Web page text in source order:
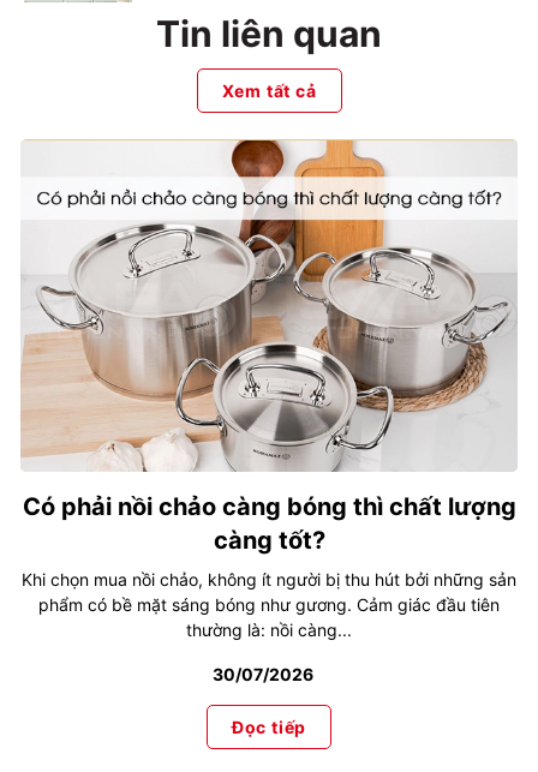
Tin liên quan
Xem tất cả
Có phải nồi chảo càng bóng thì chất lượng
càng tốt?
Khi chọn mua nồi chảo, không ít người bị thu hút bởi những sản
phẩm có bề mặt sáng bóng như gương. Cảm giác đầu tiên
thường là: nồi càng...
30/07/2026
Đọc tiếp